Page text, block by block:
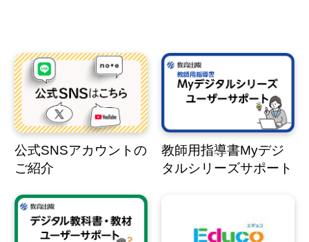
公式SNSアカウントの
ご紹介
教師用指導書Myデジ
タルシリーズサポート